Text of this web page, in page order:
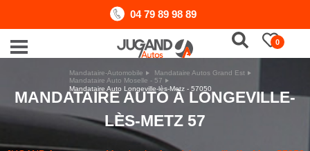
04 79 89 98 89
0
Mandataire-Automobile
Mandataire Autos Grand Est
Mandataire Auto Moselle - 57
Mandataire Auto Longeville-lès-Metz - 57050
MANDATAIRE AUTO À LONGEVILLE-
LÈS-METZ 57